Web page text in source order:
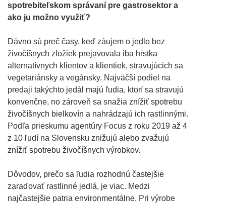
spotrebiteľskom správaní pre gastrosektor a
ako ju možno využiť?
Dávno sú preč časy, keď záujem o jedlo bez
živočíšnych zložiek prejavovala iba hŕstka
alternatívnych klientov a klientiek, stravujúcich sa
vegetariánsky a vegánsky. Najväčší podiel na
predaji takýchto jedál majú ľudia, ktorí sa stravujú
konvenčne, no zároveň sa snažia znížiť spotrebu
živočíšnych bielkovín a nahrádzajú ich rastlinnými.
Podľa prieskumu agentúry Focus z roku 2019 až 4
z 10 ľudí na Slovensku znižujú alebo zvažujú
znížiť spotrebu živočíšnych výrobkov.
Dôvodov, prečo sa ľudia rozhodnú častejšie
zaraďovať rastlinné jedlá, je viac. Medzi
najčastejšie patria environmentálne. Pri výrobe